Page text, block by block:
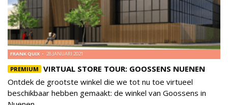
PREMIUM VIRTUAL STORE TOUR: GOOSSENS NUENEN
FRANK QUIX 28 JANUARI 2021
Ontdek de grootste winkel die we tot nu toe virtueel
beschikbaar hebben gemaakt: de winkel van Goossens in